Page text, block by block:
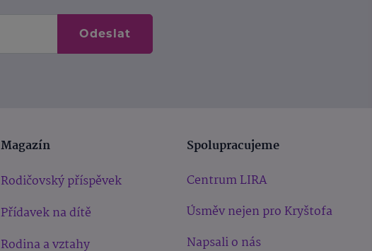
Odeslat
Magazín
Rodičovský příspěvek
Přídavek na dítě
Rodina a vztahy
Spolupracujeme
Centrum LIRA
Úsměv nejen pro Kryštofa
Napsali o nás